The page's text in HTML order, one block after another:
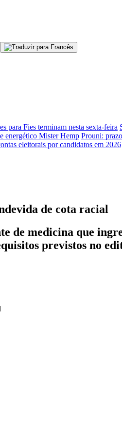
para Fies terminam nesta sexta-feira
energético Mister Hemp Prouni:
eleitorais por candidatos em 2026
de cota racial
de medicina que
previstos no